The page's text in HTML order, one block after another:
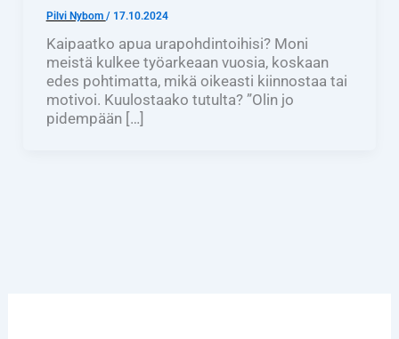
Pilvi Nybom / 17.10.2024
Kaipaatko apua urapohdintoihisi? Moni
meistä kulkee työarkeaan vuosia, koskaan
edes pohtimatta, mikä oikeasti kiinnostaa tai
motivoi. Kuulostaako tutulta? ”Olin jo
pidempään […]